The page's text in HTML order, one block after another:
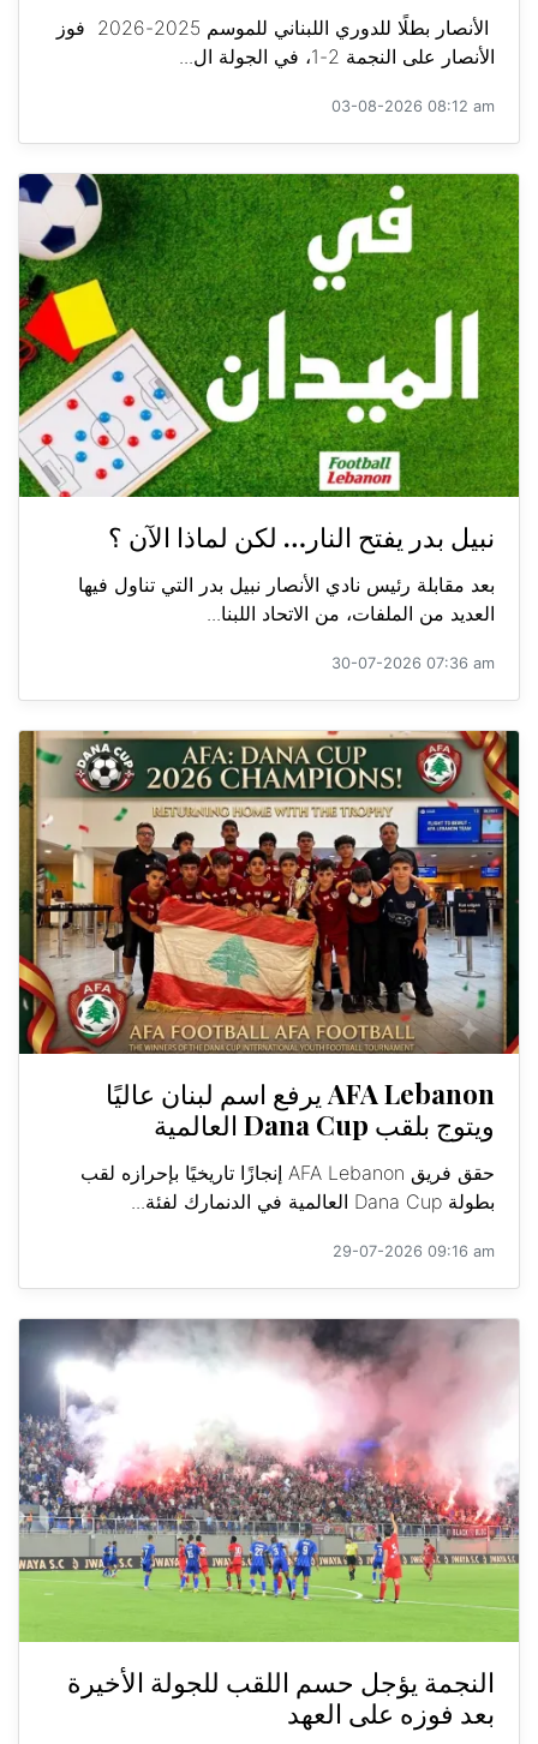
الأنصار بطلًا للدوري اللبناني للموسم 2025-2026 فوز
الأنصار على النجمة 2-1، في الجولة ال...
03-08-2026 08:12 am
نبيل بدر يفتح النار… لكن لماذا الآن ؟
بعد مقابلة رئيس نادي الأنصار نبيل بدر التي تناول فيها
العديد من الملفات، من الاتحاد اللبنا...
30-07-2026 07:36 am
AFA Lebanon يرفع اسم لبنان عاليًا
ويتوج بلقب Dana Cup العالمية
حقق فريق AFA Lebanon إنجازًا تاريخيًا بإحرازه لقب
بطولة Dana Cup العالمية في الدنمارك لفئة...
29-07-2026 09:16 am
النجمة يؤجل حسم اللقب للجولة الأخيرة
بعد فوزه على العهد